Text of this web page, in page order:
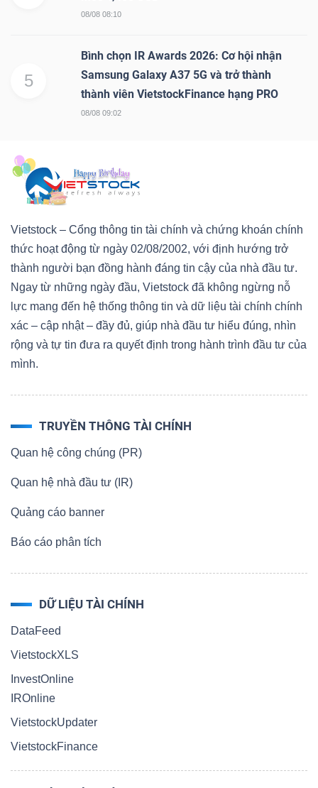
08/08 08:10
5
Bình chọn IR Awards 2026: Cơ hội nhận
Samsung Galaxy A37 5G và trở thành
thành viên VietstockFinance hạng PRO
08/08 09:02
Vietstock – Cổng thông tin tài chính và chứng khoán chính
thức hoạt động từ ngày 02/08/2002, với định hướng trở
thành người bạn đồng hành đáng tin cậy của nhà đầu tư.
Ngay từ những ngày đầu, Vietstock đã không ngừng nỗ
lực mang đến hệ thống thông tin và dữ liệu tài chính chính
xác – cập nhật – đầy đủ, giúp nhà đầu tư hiểu đúng, nhìn
rộng và tự tin đưa ra quyết định trong hành trình đầu tư của
mình.
TRUYỀN THÔNG TÀI CHÍNH
Quan hệ công chúng (PR)
Quan hệ nhà đầu tư (IR)
Quảng cáo banner
Báo cáo phân tích
DỮ LIỆU TÀI CHÍNH
DataFeed
VietstockXLS
InvestOnline
IROnline
VietstockUpdater
VietstockFinance